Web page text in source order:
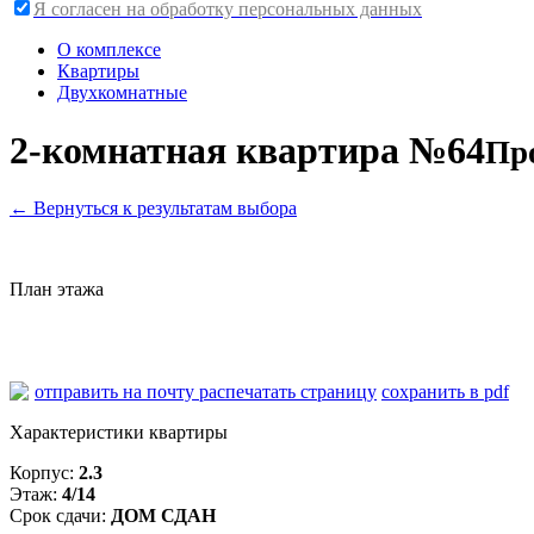
Я согласен на обработку персональных данных
О комплексе
Квартиры
Двухкомнатные
2-комнатная квартира №64
← Вернуться к результатам выбора
План этажа
отправить на почту распечатать страницу сохранить в pdf
Характеристики квартиры
Корпус: 2.3
Этаж: 4/14
Срок сдачи: ДОМ СДАН